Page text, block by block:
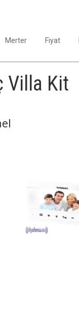
Merter Fiyat
Villa Kit